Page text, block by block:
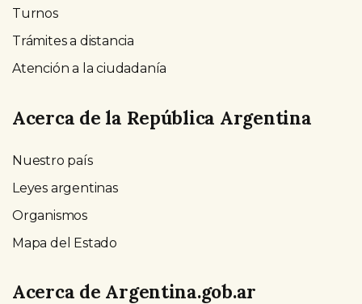
Turnos
Trámites a distancia
Atención a la ciudadanía
Acerca de la República Argentina
Nuestro país
Leyes argentinas
Organismos
Mapa del Estado
Acerca de Argentina.gob.ar